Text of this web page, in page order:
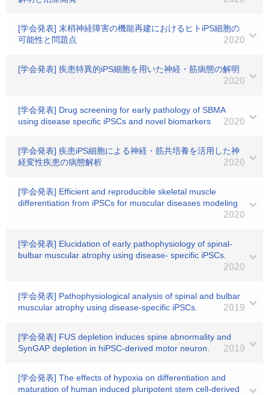
[学会発表] 末梢神経障害の機能再建におけるヒトiPS細胞の
可能性と問題点
2020
[学会発表] 疾患特異的iPS細胞を用いた神経・筋病態の解明
2020
[学会発表] Drug screening for early pathology of SBMA
using disease specific iPSCs and novel biomarkers
2020
[学会発表] 疾患iPS細胞による神経・筋共培養を活用した神
経変性疾患の病態解析
2020
[学会発表] Efficient and reproducible skeletal muscle
differentiation from iPSCs for muscular diseases modeling
2020
[学会発表] Elucidation of early pathophysiology of spinal-
bulbar muscular atrophy using disease- specific iPSCs.
2020
[学会発表] Pathophysiological analysis of spinal and bulbar
muscular atrophy using disease-specific iPSCs.
2019
[学会発表] FUS depletion induces spine abnormality and
SynGAP depletion in hiPSC-derived motor neuron.
2019
[学会発表] The effects of hypoxia on differentiation and
maturation of human induced pluripotent stem cell-derived